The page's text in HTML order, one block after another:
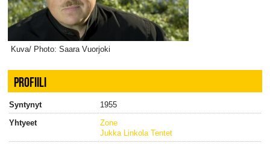
Kuva/ Photo: Saara Vuorjoki
PROFIILI
Syntynyt
1955
Yhtyeet
Zone
Jukka Linkola Tentet